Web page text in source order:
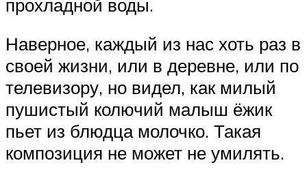
прохладной воды.
Наверное, каждый из нас хоть раз в
своей жизни, или в деревне, или по
телевизору, но видел, как милый
пушистый колючий малыш ёжик
пьет из блюдца молочко. Такая
композиция не может не умилять.